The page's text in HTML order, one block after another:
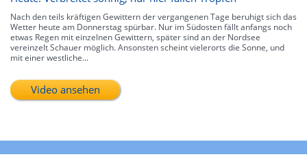
Nach den teils kräftigen Gewittern der vergangenen Tage beruhigt sich das
Wetter heute am Donnerstag spürbar. Nur im Südosten fällt anfangs noch
etwas Regen mit einzelnen Gewittern, später sind an der Nordsee
vereinzelt Schauer möglich. Ansonsten scheint vielerorts die Sonne, und
mit einer westliche...
Video ansehen